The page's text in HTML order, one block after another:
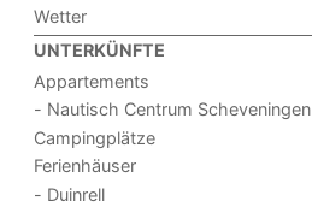
Wetter
UNTERKÜNFTE
Appartements
- Nautisch Centrum Scheveningen
Campingplätze
Ferienhäuser
- Duinrell